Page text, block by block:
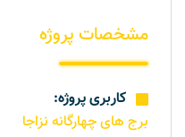
مشخصات پروژه
کاربری پروژه:
برج های چهارگانه نزاجا